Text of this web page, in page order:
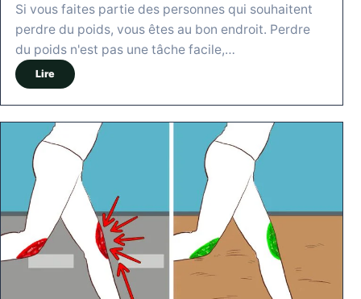
Si vous faites partie des personnes qui souhaitent
perdre du poids, vous êtes au bon endroit. Perdre
du poids n'est pas une tâche facile,…
Lire